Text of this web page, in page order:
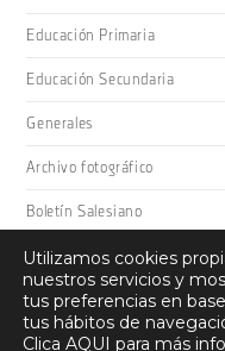
Educación Primaria
Educación Secundaria
Generales
Archivo fotográfico
Boletín Salesiano
Utilizamos cookies
nuestros servicios y
tus preferencias en
tus hábitos de
Clica AQUI para más